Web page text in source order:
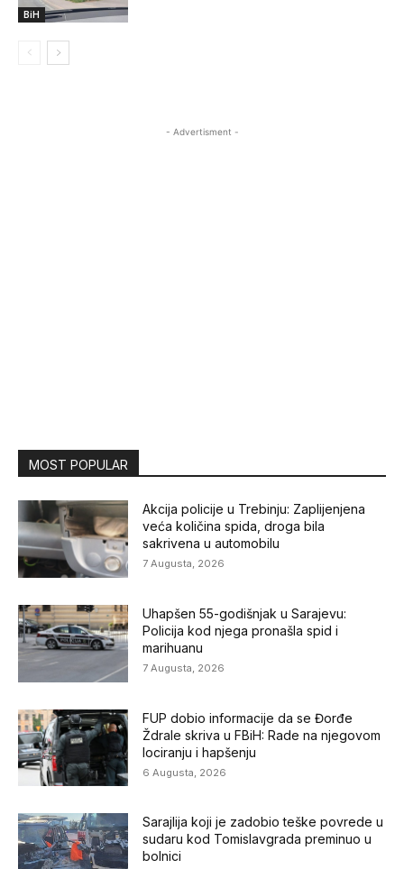
BiH
- Advertisment -
MOST POPULAR
Akcija policije u Trebinju: Zaplijenjena
veća količina spida, droga bila
sakrivena u automobilu
7 Augusta, 2026
Uhapšen 55-godišnjak u Sarajevu:
Policija kod njega pronašla spid i
marihuanu
7 Augusta, 2026
FUP dobio informacije da se Đorđe
Ždrale skriva u FBiH: Rade na njegovom
lociranju i hapšenju
6 Augusta, 2026
Sarajlija koji je zadobio teške povrede u
sudaru kod Tomislavgrada preminuo u
bolnici